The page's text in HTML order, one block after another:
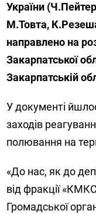
України
М.Товта,
направлено на
Закарпатської
Закарпатській
У документі
заходів
полювання на
«До нас, як до
від фракції
Громадської